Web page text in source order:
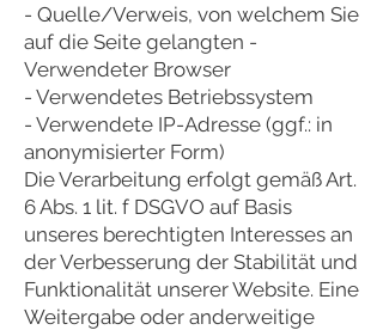
- Quelle/Verweis, von welchem Sie
auf die Seite gelangten -
Verwendeter Browser
- Verwendetes Betriebssystem
- Verwendete IP-Adresse (ggf.: in
anonymisierter Form)
Die Verarbeitung erfolgt gemäß Art.
6 Abs. 1 lit. f DSGVO auf Basis
unseres berechtigten Interesses an
der Verbesserung der Stabilität und
Funktionalität unserer Website. Eine
Weitergabe oder anderweitige